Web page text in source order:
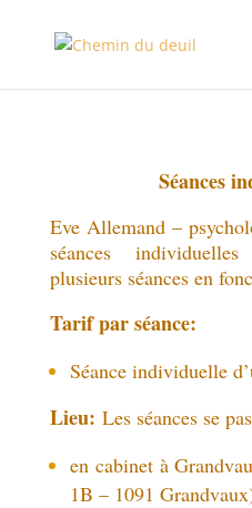
Séances
Eve Allemand –
séances
plusieurs séances en
Tarif par séance:
Séance individuelle
Lieu: Les séances se
en cabinet à
1B – 1091